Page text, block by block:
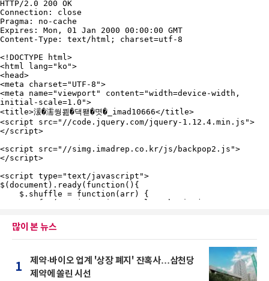
많이 본 뉴스
1
제약·바이오 업계 '상장 폐지' 잔혹사…삼천당
제약에 쏠린 시선